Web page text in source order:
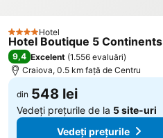
4 Stele Hotel
Hotel Boutique 5 Continents
9,4 Excelent (1.556 evaluări)
Craiova, 0.5 km faţă de Centru
din 548 lei
Vedeți prețurile de la 5 site-uri
Vedeți prețurile